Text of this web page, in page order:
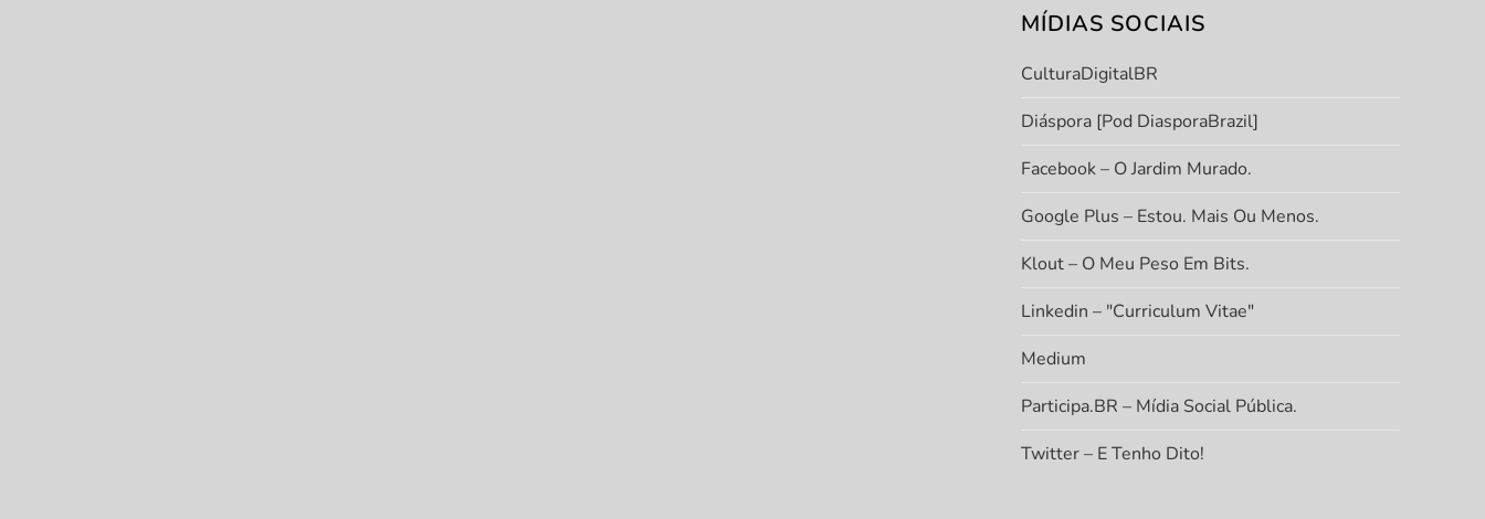
MÍDIAS SOCIAIS
CulturaDigitalBR
Diáspora [Pod DiasporaBrazil]
Facebook – O Jardim Murado.
Google Plus – Estou. Mais Ou Menos.
Klout – O Meu Peso Em Bits.
Linkedin – "Curriculum Vitae"
Medium
Participa.BR – Mídia Social Pública.
Twitter – E Tenho Dito!